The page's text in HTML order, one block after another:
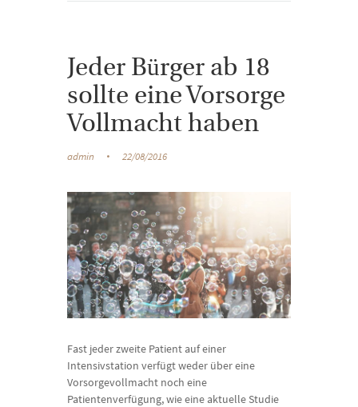
Jeder Bürger ab 18
sollte eine Vorsorge
Vollmacht haben
admin 22/08/2016
Fast jeder zweite Patient auf einer
Intensivstation verfügt weder über eine
Vorsorgevollmacht noch eine
Patientenverfügung, wie eine aktuelle Studie